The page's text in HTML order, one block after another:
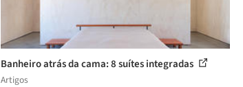
Banheiro atrás da cama: 8 suítes integradas
Artigos